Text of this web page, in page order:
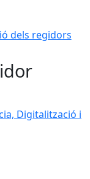
dels regidors
Digitalització i